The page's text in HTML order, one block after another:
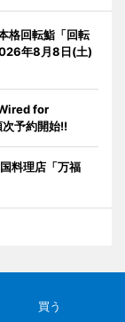
格回転鮨「回転
年8月8日(土)
for
予約開始!!
料理店「万福
買う